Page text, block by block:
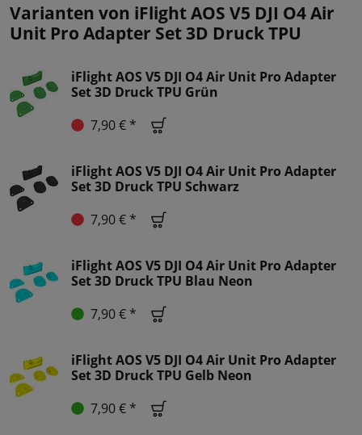
Varianten von iFlight AOS V5 DJI O4 Air
Unit Pro Adapter Set 3D Druck TPU
iFlight AOS V5 DJI O4 Air Unit Pro Adapter
Set 3D Druck TPU Grün
7,90 € *
iFlight AOS V5 DJI O4 Air Unit Pro Adapter
Set 3D Druck TPU Schwarz
7,90 € *
iFlight AOS V5 DJI O4 Air Unit Pro Adapter
Set 3D Druck TPU Blau Neon
7,90 € *
iFlight AOS V5 DJI O4 Air Unit Pro Adapter
Set 3D Druck TPU Gelb Neon
7,90 € *